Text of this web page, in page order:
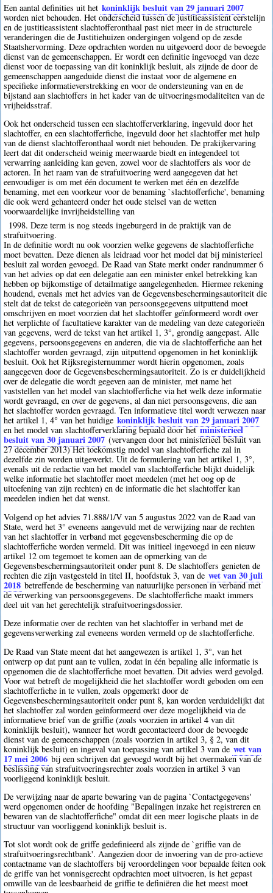
Een aantal definities uit het koninklijk besluit van 29 januari 2007
worden niet behouden. Het onderscheid tussen de justitieassistent eerstelijn
en de justitieassistent slachtofferonthaal past niet meer in de structurele
veranderingen die de Justitiehuizen ondergingen volgend op de zesde
Staatshervorming. Deze opdrachten worden nu uitgevoerd door de bevoegde
dienst van de gemeenschappen. Er wordt een definitie ingevoegd van deze
dienst voor de toepassing van dit koninklijk besluit, als zijnde de door de
gemeenschappen aangeduide dienst die instaat voor de algemene en
specifieke informatieverstrekking en voor de ondersteuning van en de
bijstand aan slachtoffers in het kader van de uitvoeringsmodaliteiten van de
vrijheidsstraf.
Ook het onderscheid tussen een slachtofferverklaring, ingevuld door het
slachtoffer, en een slachtofferfiche, ingevuld door het slachtoffer met hulp
van de dienst slachtofferonthaal wordt niet behouden. De prakijkervaring
leert dat dit onderscheid weinig meerwaarde biedt en integendeel tot
verwarring aanleiding kan geven, zowel voor de slachtoffers als voor de
actoren. In het raam van de strafuitvoering werd aangegeven dat het
eenvoudiger is om met één document te werken met één en dezelfde
benaming, met een voorkeur voor de benaming `slachtofferfiche', benaming
die ook werd gehanteerd onder het oude stelsel van de wetten
voorwaardelijke invrijheidstelling van
1998. Deze term is nog steeds ingeburgerd in de praktijk van de
strafuitvoering.
In de definitie wordt nu ook voorzien welke gegevens de slachtofferfiche
moet bevatten. Deze dienen als leidraad voor het model dat bij ministerieel
besluit zal worden gevoegd. De Raad van State merkt onder randnummer 6
van het advies op dat een delegatie aan een minister enkel betrekking kan
hebben op bijkomstige of detailmatige aangelegenheden. Hiermee rekening
houdend, evenals met het advies van de Gegevensbeschermingsautoriteit die
stelt dat de tekst de categorieën van persoonsgegevens uitputtend moet
omschrijven en moet voorzien dat het slachtoffer geïnformeerd wordt over
het verplichte of facultatieve karakter van de medeling van deze categorieën
van gegevens, werd de tekst van het artikel 1, 3°, grondig aangepast. Alle
gegevens, persoonsgegevens en anderen, die via de slachtofferfiche aan het
slachtoffer worden gevraagd, zijn uitputtend opgenomen in het koninklijk
besluit. Ook het Rijksregisternummer wordt hierin opgenomen, zoals
aangegeven door de Gegevensbeschermingsautoriteit. Zo is er duidelijkheid
over de delegatie die wordt gegeven aan de minister, met name het
vaststellen van het model van slachtofferfiche via het welk deze informatie
wordt gevraagd, en over de gegevens, al dan niet persoonsgevens, die aan
het slachtoffer worden gevraagd. Ten informatieve titel wordt verwezen naar
het artikel 1, 4° van het huidige koninklijk besluit van 29 januari 2007
en het model van slachtofferverklaring bepaald door hetministerieel
besluit van 30 januari 2007 (vervangen door het ministerieel besluit van
27 december 2013) Het toekomstig model van slachtofferfiche zal in
dezelfde zin worden uitgewerkt. Uit de formulering van het artikel 1, 3°,
evenals uit de redactie van het model van slachtofferfiche blijkt duidelijk
welke informatie het slachtoffer moet meedelen (met het oog op de
uitoefening van zijn rechten) en de informatie die het slachtoffer kan
meedelen indien het dat wenst.
Volgend op het advies 71.888/1/V van 5 augustus 2022 van de Raad van
State, werd het 3° eveneens aangevuld met de verwijzing naar de rechten
van het slachtoffer in verband met gegevensbescherming die op de
slachtofferfiche worden vermeld. Dit was initieel ingevoegd in een nieuw
artikel 12 om tegemoet te komen aan de opmerking van de
Gegevensbeschermingsautoriteit onder punt 8. De slachtoffers genieten de
rechten die zijn vastgesteld in titel II, hoofdstuk 3, van de wet van 30 juli
2018 betreffende de bescherming van natuurlijke personen in verband met
de verwerking van persoonsgegevens. De slachtofferfiche maakt immers
deel uit van het gerechtelijk strafuitvoeringsdossier.
Deze informatie over de rechten van het slachtoffer in verband met de
gegevensverwerking zal eveneens worden vermeld op de slachtofferfiche.
De Raad van State meent dat het aangewezen is artikel 1, 3°, van het
ontwerp op dat punt aan te vullen, zodat in één bepaling alle informatie is
opgenomen die de slachtofferfiche moet bevatten. Dit advies werd gevolgd.
Voor wat betreft de mogelijkheid die het slachtoffer wordt geboden om een
slachtofferfiche in te vullen, zoals opgemerkt door de
Gegevensbeschermingsautoriteit onder punt 8, kan worden verduidelijkt dat
het slachtoffer zal worden geïnformeerd over deze mogelijkheid via de
informatieve brief van de griffie (zoals voorzien in artikel 4 van dit
koninklijk besluit), wanneer het wordt gecontacteerd door de bevoegde
dienst van de gemeenschappen (zoals voorzien in artikel 3, § 2, van dit
koninklijk besluit) en ingeval van toepassing van artikel 3 van de wet van
17 mei 2006 bij een schrijven dat gevoegd wordt bij het overmaken van de
beslissing van strafuitvoeringsrechter zoals voorzien in artikel 3 van
voorliggend koninklijk besluit.
De verwijzing naar de aparte bewaring van de pagina `Contactgegevens'
werd opgenomen onder de hoofding "Bepalingen inzake het registreren en
bewaren van de slachtofferfiche" omdat dit een meer logische plaats in de
structuur van voorliggend koninklijk besluit is.
Tot slot wordt ook de griffe gedefinieerd als zijnde de `griffie van de
strafuitvoeringsrechtbank'. Aangezien door de invoering van de pro-actieve
contactname van de slachtoffers bij veroordelingen voor bepaalde feiten ook
de griffe van het vonnisgerecht opdrachten moet uitvoeren, is het gepast
omwille van de leesbaarheid de griffie te definiëren die het meest moet